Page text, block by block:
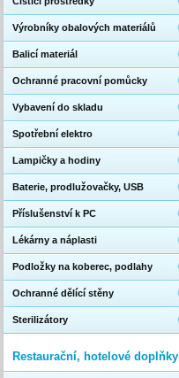
Výrobníky obalových materiálů
Balicí materiál
Ochranné pracovní pomůcky
Vybavení do skladu
Spotřební elektro
Lampičky a hodiny
Baterie, prodlužovačky, USB
Příslušenství k PC
Lékárny a náplasti
Podložky na koberec, podlahy
Ochranné dělící stěny
Sterilizátory
Restaurační, hotelové doplňky